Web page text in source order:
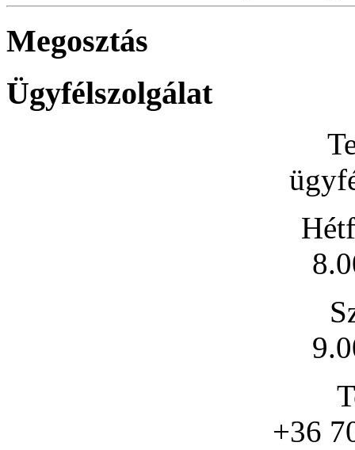
Megosztás
Ügyfélszolgálat
+36